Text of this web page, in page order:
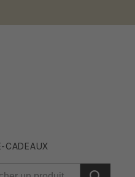
CADEAUX